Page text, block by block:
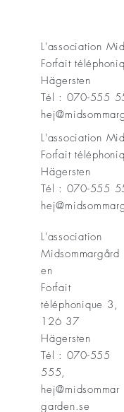
L'association
Forfait
Hägersten
Tél : 070-555
L'association
Forfait
Hägersten
Tél : 070-555
L'association
Midsommargård
en
Forfait
téléphonique 3,
126 37
Hägersten
Tél : 070-555
555,
hej@midsommar
garden.se